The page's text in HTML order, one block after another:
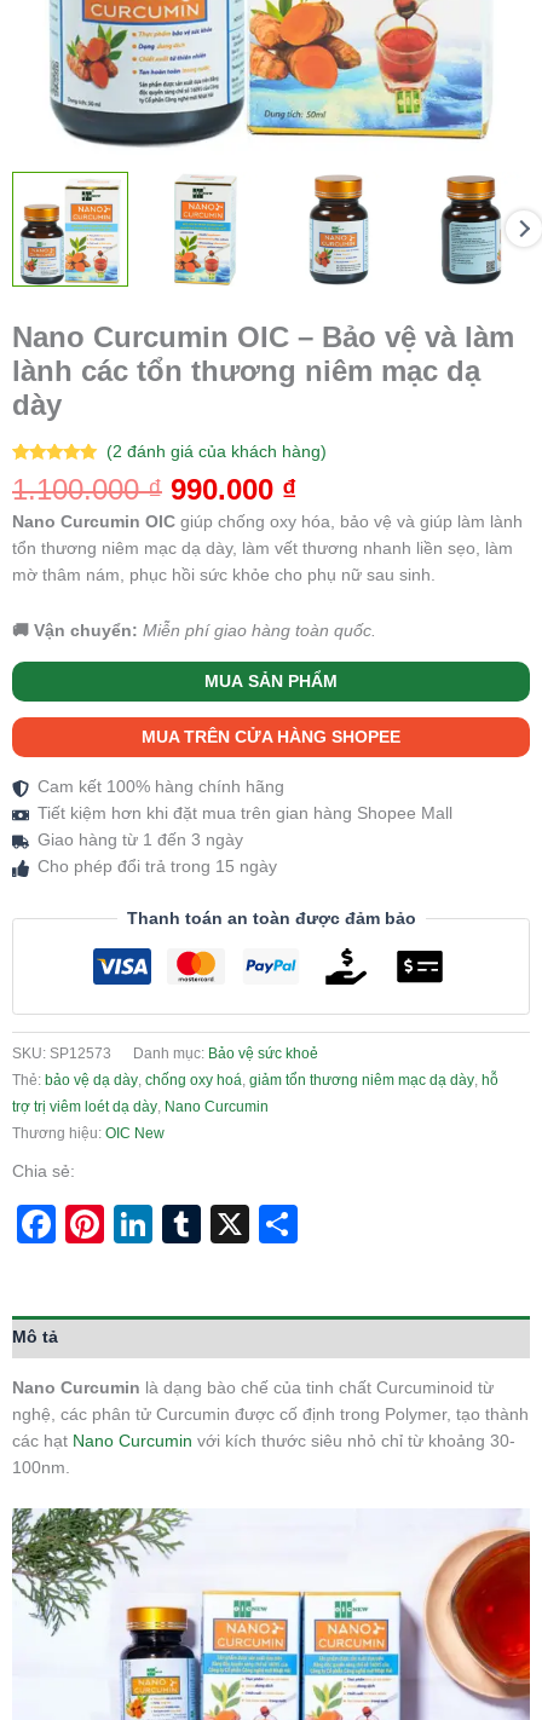
Nano Curcumin OIC – Bảo vệ và làm
lành các tổn thương niêm mạc dạ
dày
5.00trên 5
dựa trên
2
(2 đánh giá của khách hàng)
1.100.000₫ 990.000 ₫
Nano Curcumin OIC giúp chống oxy hóa, bảo vệ và giúp làm lành
tổn thương niêm mạc dạ dày, làm vết thương nhanh liền sẹo, làm
mờ thâm nám, phục hồi sức khỏe cho phụ nữ sau sinh.
🚚 Vận chuyển: Miễn phí giao hàng toàn quốc.
MUA SẢN PHẨM
MUA TRÊN CỬA HÀNG SHOPEE
Cam kết 100% hàng chính hãng
Tiết kiệm hơn khi đặt mua trên gian hàng Shopee Mall
Giao hàng từ 1 đến 3 ngày
Cho phép đổi trả trong 15 ngày
Thanh toán an toàn được đảm bảo
SKU: SP12573 Danh mục: Bảo vệ sức khoẻ
Thẻ: bảo vệ dạ dày, chống oxy hoá, giảm tổn thương niêm mạc dạ dày, hỗ
trợ trị viêm loét dạ dày, Nano Curcumin
Thương hiệu: OIC New
Chia sẻ:
Facebook
Pinterest
LinkedIn
Tumblr
X
Mô tả
Nano Curcumin là dạng bào chế của tinh chất Curcuminoid từ
nghệ, các phân tử Curcumin được cố định trong Polymer, tạo thành
các hạt Nano Curcumin với kích thước siêu nhỏ chỉ từ khoảng 30-
100nm.